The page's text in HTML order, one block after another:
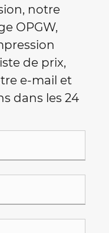
notre
OPGW,
de prix,
e-mail et
dans les 24